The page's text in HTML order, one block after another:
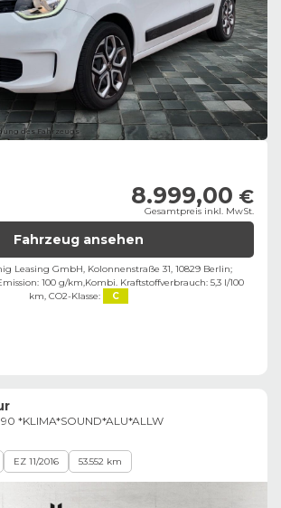
des Fahrzeugs
8.999,00 €
Gesamtpreis inkl. MwSt.
Fahrzeug ansehen
Leasing GmbH, Kolonnenstraße 31, 10829 Berlin;
100 g/km,Kombi. Kraftstoffverbrauch: 5,3 l/100
km, CO2-Klasse: C
*KLIMA*SOUND*ALU*ALLW
EZ 11/2016 53.552 km